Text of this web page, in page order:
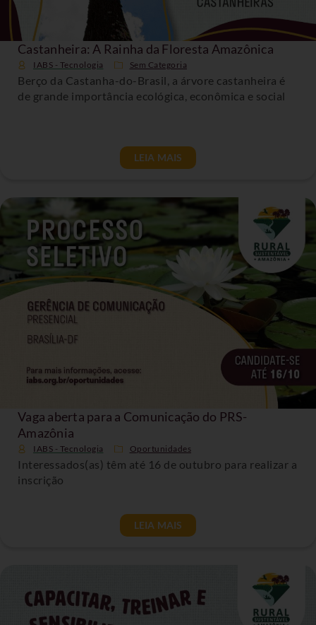
Castanheira: A Rainha da Floresta Amazônica
IABS - Tecnologia Sem Categoria
Berço da Castanha-do-Brasil, a árvore castanheira é
de grande importância ecológica, econômica e social
LEIA MAIS
Vaga aberta para a Comunicação do PRS-
Amazônia
IABS - Tecnologia Oportunidades
Interessados(as) têm até 16 de outubro para realizar a
inscrição
LEIA MAIS